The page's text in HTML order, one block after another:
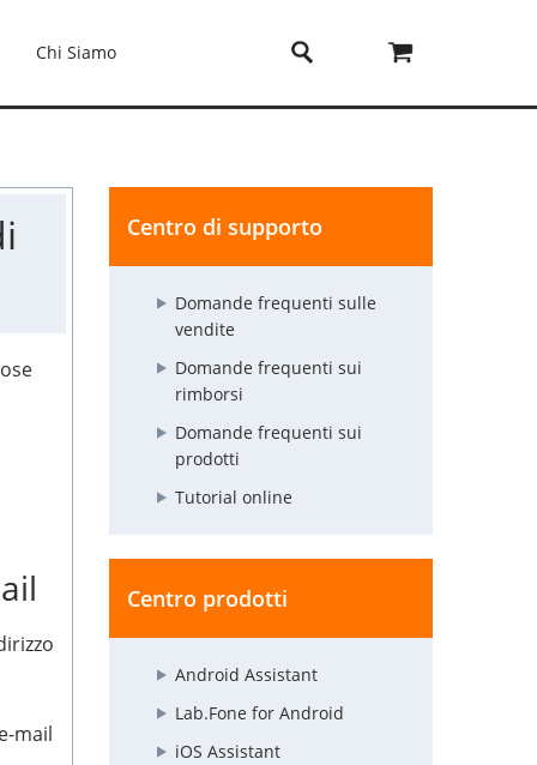
Chi Siamo
mail
Centro di supporto
Domande frequenti sulle
vendite
Domande frequenti sui
rimborsi
Domande frequenti sui
prodotti
Tutorial online
Centro prodotti
Android Assistant
Lab.Fone for Android
iOS Assistant